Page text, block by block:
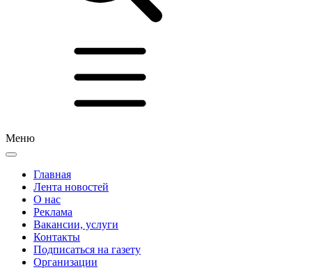
Меню
Главная
Лента новостей
О нас
Реклама
Вакансии, услуги
Контакты
Подписаться на газету
Организации